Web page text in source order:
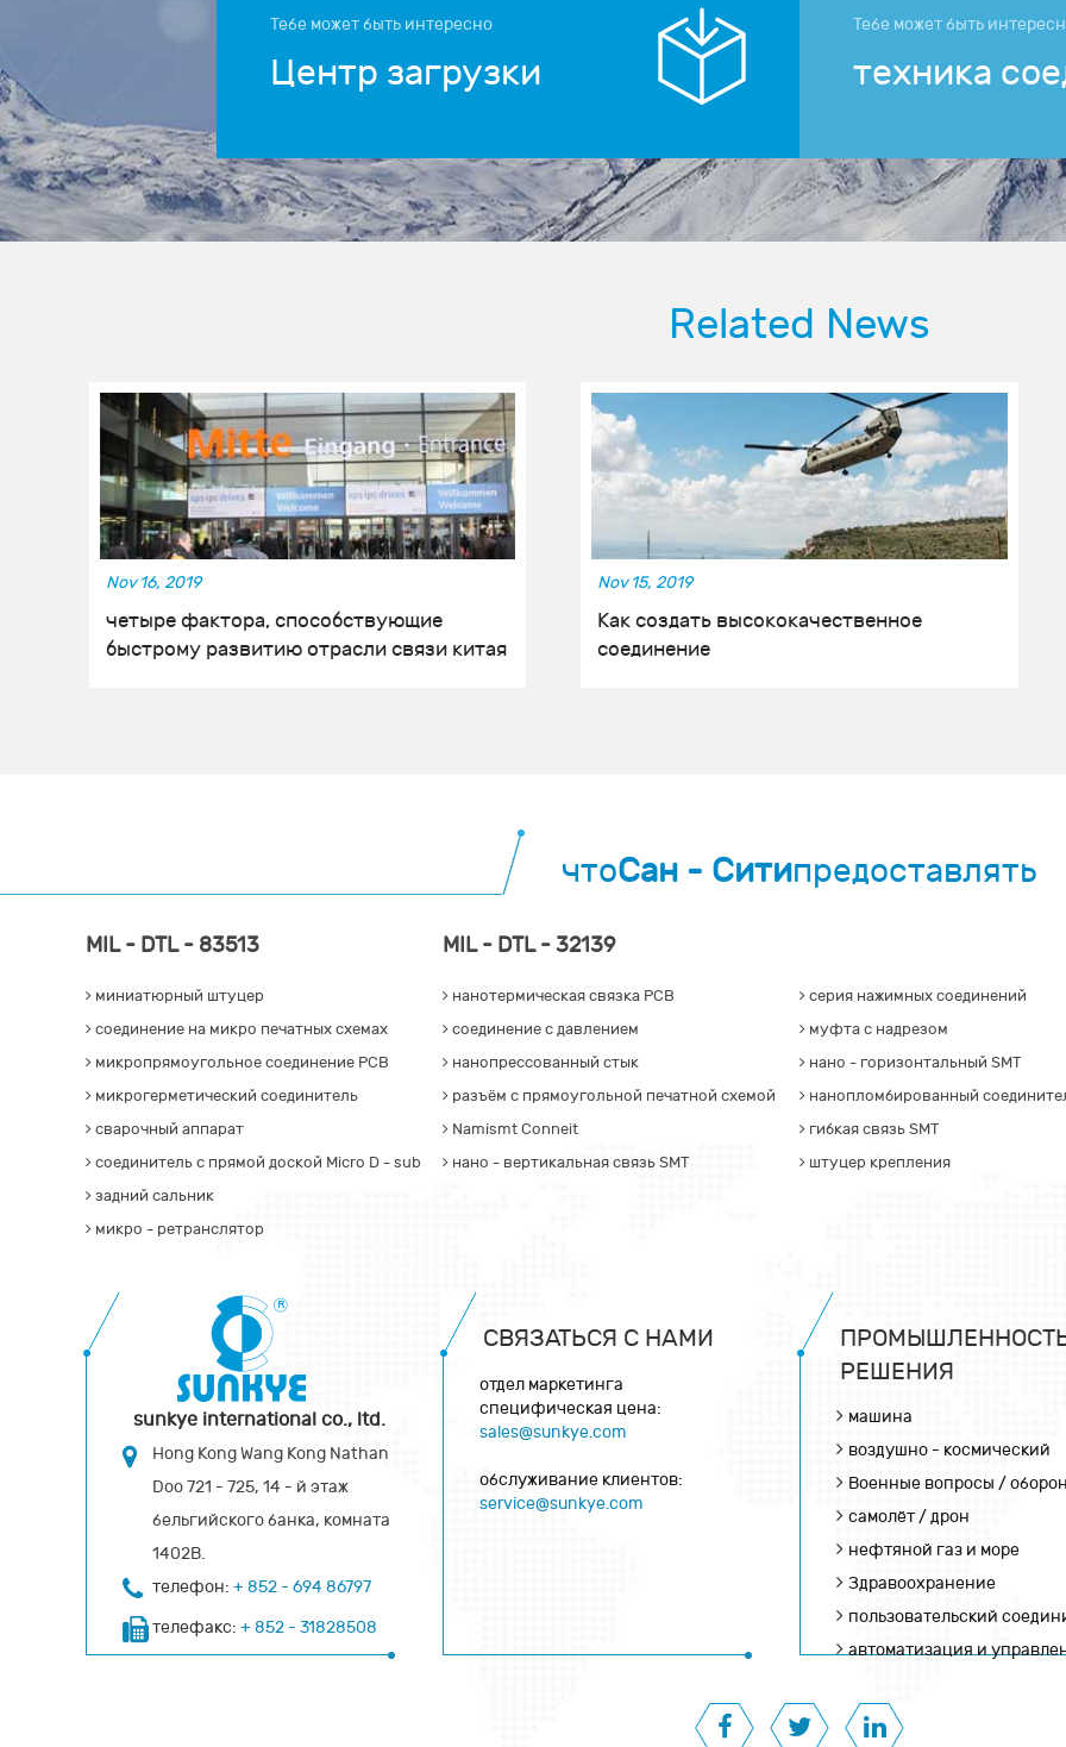
Тебе может быть интересно
Центр загрузки
Тебе может быть
техника
Related News
Nov 16, 2019
четыре фактора, способствующие
быстрому развитию отрасли связи китая
Nov 15, 2019
Как создать высококачественное
соединение
чтоСан - Ситипредоставлять
MIL - DTL - 83513
миниатюрный штуцер
соединение на микро печатных схемах
микропрямоугольное соединение PCB
микрогерметический соединитель
сварочный аппарат
соединитель с прямой доской Micro D - sub
задний сальник
микро - ретранслятор
MIL - DTL - 32139
нанотермическая связка PCB
серия нажимных соединений
соединение с давлением
муфта с надрезом
нанопрессованный стык
нано - горизонтальный SMT
разъём с прямоугольной печатной схемой
нанопломбированный
Namismt Conneit
гибкая связь SMT
нано - вертикальная связь SMT
штуцер крепления
sunkye international co., ltd.
Hong Kong Wang Kong Nathan
Doo 721 - 725, 14 - й этаж
бельгийского банка, комната
1402B.
телефон: + 852 - 694 86797
телефакс: + 852 - 31828508
СВЯЗАТЬСЯ С НАМИ
отдел маркетинга
специфическая цена:
sales@sunkye.com
обслуживание клиентов:
service@sunkye.com
РЕШЕНИЯ
машина
воздушно - космический
Военные вопросы /
самолёт / дрон
нефтяной газ и море
Здравоохранение
пользовательский
автоматизация и